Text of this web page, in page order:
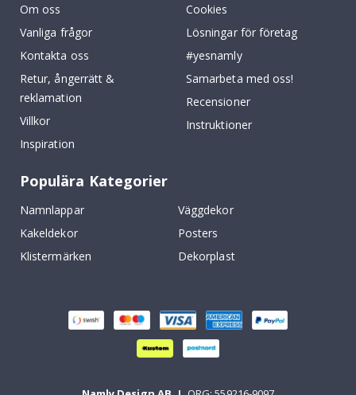
Om oss
Vanliga frågor
Kontakta oss
Retur, ångerrätt &
reklamation
Villkor
Inspiration
Cookies
Lösningar för företag
#yesnamly
Samarbeta med oss!
Recensioner
Instruktioner
Populära Kategorier
Namnlappar
Väggdekor
Kakeldekor
Posters
Klistermärken
Dekorplast